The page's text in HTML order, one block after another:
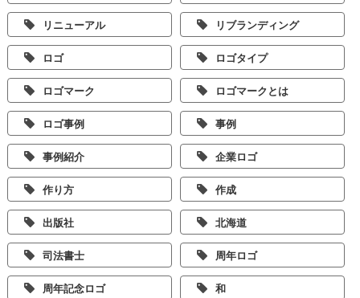
リニューアル リブランディング
ロゴ ロゴタイプ
ロゴマーク ロゴマークとは
ロゴ事例 事例
事例紹介 企業ロゴ
作り方 作成
出版社 北海道
司法書士 周年ロゴ
周年記念ロゴ 和